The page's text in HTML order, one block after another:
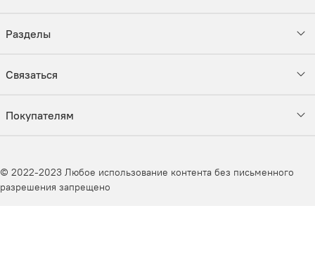
Разделы
Связаться
Покупателям
© 2022-2023 Любое использование контента без письменного
разрешения запрещено